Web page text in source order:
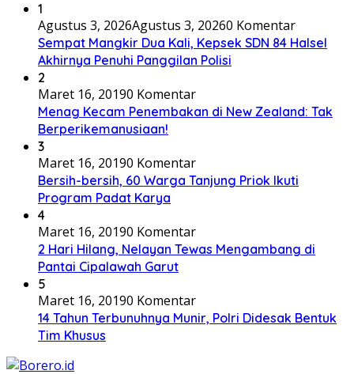
1
Agustus 3, 2026Agustus 3, 20260 Komentar
Sempat Mangkir Dua Kali, Kepsek SDN 84 Halsel
Akhirnya Penuhi Panggilan Polisi
2
Maret 16, 20190 Komentar
Menag Kecam Penembakan di New Zealand: Tak
Berperikemanusiaan!
3
Maret 16, 20190 Komentar
Bersih-bersih, 60 Warga Tanjung Priok Ikuti
Program Padat Karya
4
Maret 16, 20190 Komentar
2 Hari Hilang, Nelayan Tewas Mengambang di
Pantai Cipalawah Garut
5
Maret 16, 20190 Komentar
14 Tahun Terbunuhnya Munir, Polri Didesak Bentuk
Tim Khusus